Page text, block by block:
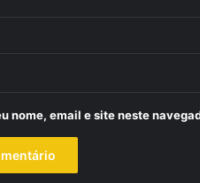
nome, email e site neste